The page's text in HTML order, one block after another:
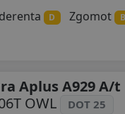
D Zgomot B
Aplus A929 A/t
OWL
DOT 25